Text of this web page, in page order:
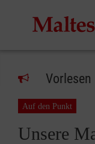
Vorlesen
Auf den Punkt
Unsere